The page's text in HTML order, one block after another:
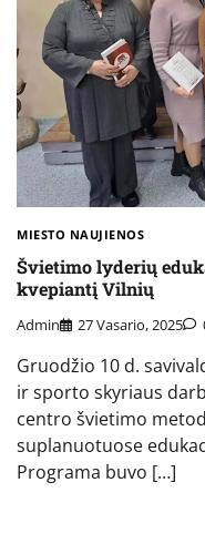
MIESTO NAUJIENOS
Švietimo lyderių
kvepiantį Vilnių
Admin 27 Vasario, 2025
Gruodžio 10 d.
ir sporto skyriaus
centro švietimo
suplanuotuose
Programa buvo […]